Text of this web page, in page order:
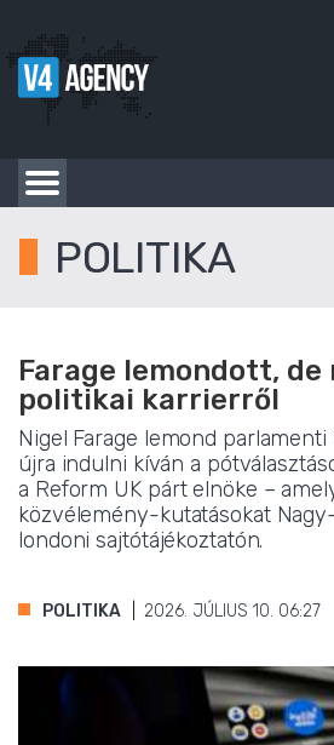
POLITIKA
Farage lemondott, de
politikai karrierről
Nigel Farage lemond
újra indulni kíván a
a Reform UK párt elnöke –
közvélemény-kutatásokat
londoni sajtótájékoztatón.
POLITIKA 2026. JÚLIUS 10. 06:27